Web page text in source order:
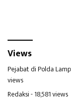
Views
Pejabat di Polda
views
Redaksi- 18,581 views